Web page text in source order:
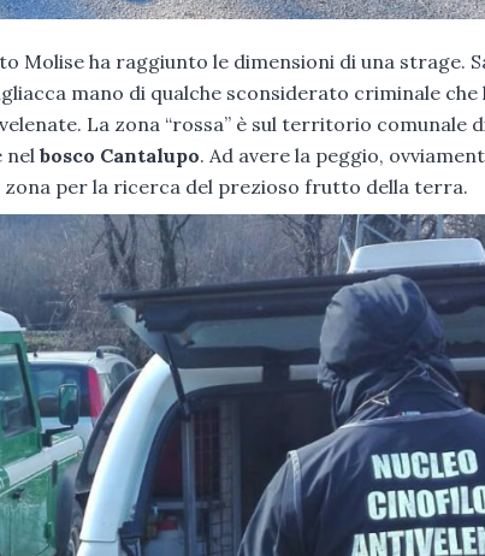
Molise ha raggiunto le dimensioni di una strage.
mano di qualche sconsiderato criminale che
La zona “rossa” è sul territorio comunale
nelbosco Cantalupo. Ad avere la peggio,
per la ricerca del prezioso frutto della terra.